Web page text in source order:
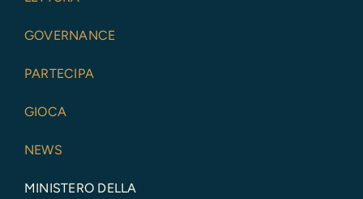
GOVERNANCE
PARTECIPA
GIOCA
NEWS
MINISTERO DELLA